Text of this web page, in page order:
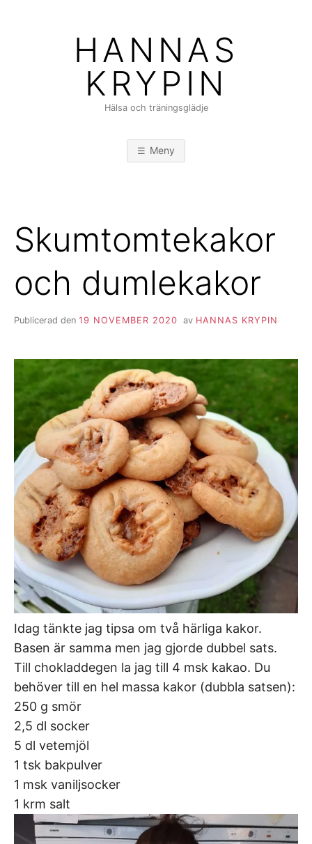
HANNAS
KRYPIN
Hälsa och träningsglädje
Meny
Skumtomtekakor
och dumlekakor
Publicerad den 19 NOVEMBER 2020 av HANNAS KRYPIN
Idag tänkte jag tipsa om två härliga kakor.
Basen är samma men jag gjorde dubbel sats.
Till chokladdegen la jag till 4 msk kakao. Du
behöver till en hel massa kakor (dubbla satsen):
250 g smör
2,5 dl socker
5 dl vetemjöl
1 tsk bakpulver
1 msk vaniljsocker
1 krm salt